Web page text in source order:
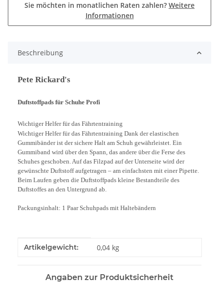
Sie möchten in monatlichen Raten zahlen? Weitere
Informationen
Beschreibung
Pete Rickard's
Duftstoffpads für Schuhe Profi
Wichtiger Helfer für das Fährtentraining
Wichtiger Helfer für das Fährtentraining Dank der elastischen
Gummibänder ist der sichere Halt am Schuh gewährleistet. Ein
Gummiband wird über den Spann, das andere über die Ferse des
Schuhes geschoben. Auf das Filzpad auf der Unterseite wird der
gewünschte Duftstoff aufgetragen – am einfachsten mit einer Pipette.
Beim Laufen geben die Duftstoffpads kleine Bestandteile des
Duftstoffes an den Untergrund ab.
Packungsinhalt: 1 Paar Schuhpads mit Haltebändern
Produkteigenschaft
Wert
Artikelgewicht: 0,04 kg
Angaben zur Produktsicherheit